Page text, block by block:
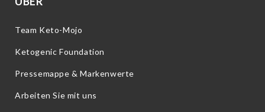
Team Keto-Mojo
Ketogenic Foundation
Pressemappe & Markenwerte
Arbeiten Sie mit uns